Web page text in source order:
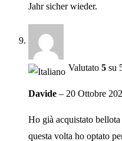
Jahr sicher wieder.
Valutato 5 su
Davide – 20 Ottobre
Ho già acquistato
questa volta ho optato